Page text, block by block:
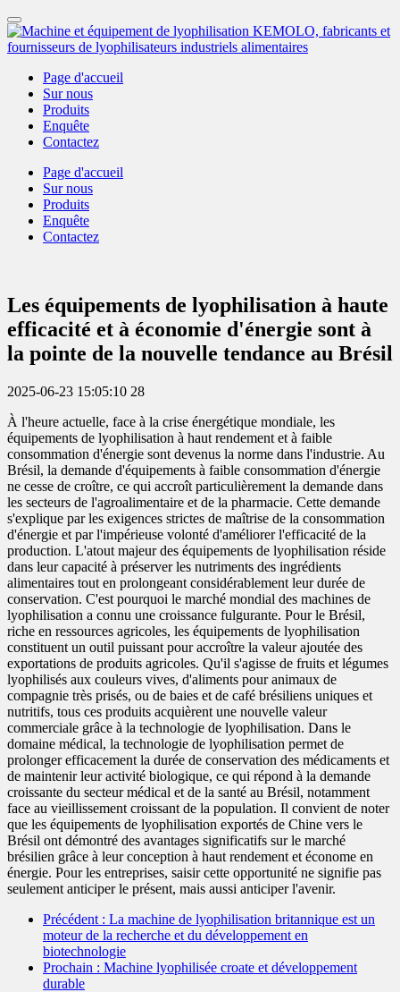
Page d'accueil
Sur nous
Produits
Enquête
Contactez
Page d'accueil
Sur nous
Produits
Enquête
Contactez
Les équipements de lyophilisation à haute
efficacité et à économie d'énergie sont à
la pointe de la nouvelle tendance au Brésil
2025-06-23 15:05:10 28
À l'heure actuelle, face à la crise énergétique mondiale, les
équipements de lyophilisation à haut rendement et à faible
consommation d'énergie sont devenus la norme dans l'industrie. Au
Brésil, la demande d'équipements à faible consommation d'énergie
ne cesse de croître, ce qui accroît particulièrement la demande dans
les secteurs de l'agroalimentaire et de la pharmacie. Cette demande
s'explique par les exigences strictes de maîtrise de la consommation
d'énergie et par l'impérieuse volonté d'améliorer l'efficacité de la
production. L'atout majeur des équipements de lyophilisation réside
dans leur capacité à préserver les nutriments des ingrédients
alimentaires tout en prolongeant considérablement leur durée de
conservation. C'est pourquoi le marché mondial des machines de
lyophilisation a connu une croissance fulgurante. Pour le Brésil,
riche en ressources agricoles, les équipements de lyophilisation
constituent un outil puissant pour accroître la valeur ajoutée des
exportations de produits agricoles. Qu'il s'agisse de fruits et légumes
lyophilisés aux couleurs vives, d'aliments pour animaux de
compagnie très prisés, ou de baies et de café brésiliens uniques et
nutritifs, tous ces produits acquièrent une nouvelle valeur
commerciale grâce à la technologie de lyophilisation. Dans le
domaine médical, la technologie de lyophilisation permet de
prolonger efficacement la durée de conservation des médicaments et
de maintenir leur activité biologique, ce qui répond à la demande
croissante du secteur médical et de la santé au Brésil, notamment
face au vieillissement croissant de la population. Il convient de noter
que les équipements de lyophilisation exportés de Chine vers le
Brésil ont démontré des avantages significatifs sur le marché
brésilien grâce à leur conception à haut rendement et économe en
énergie. Pour les entreprises, saisir cette opportunité ne signifie pas
seulement anticiper le présent, mais aussi anticiper l'avenir.
Précédent : La machine de lyophilisation britannique est un
moteur de la recherche et du développement en
biotechnologie
Prochain : Machine lyophilisée croate et développement
durable